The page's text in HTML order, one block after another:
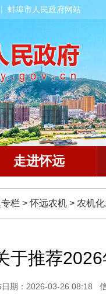
蚌埠市人民政府网站
走进怀远
栏 > 怀远农机 > 农机
于推荐
日期：2026-03-26 08:18